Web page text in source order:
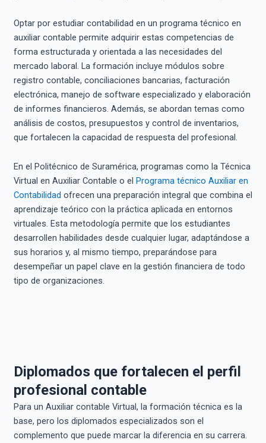
Optar por estudiar contabilidad en un programa técnico en
auxiliar contable permite adquirir estas competencias de
forma estructurada y orientada a las necesidades del
mercado laboral. La formación incluye módulos sobre
registro contable, conciliaciones bancarias, facturación
electrónica, manejo de software especializado y elaboración
de informes financieros. Además, se abordan temas como
análisis de costos, presupuestos y control de inventarios,
que fortalecen la capacidad de respuesta del profesional.
En el Politécnico de Suramérica, programas como la Técnica
Virtual en Auxiliar Contable o el Programa técnico Auxiliar en
Contabilidad ofrecen una preparación integral que combina el
aprendizaje teórico con la práctica aplicada en entornos
virtuales. Esta metodología permite que los estudiantes
desarrollen habilidades desde cualquier lugar, adaptándose a
sus horarios y, al mismo tiempo, preparándose para
desempeñar un papel clave en la gestión financiera de todo
tipo de organizaciones.
Diplomados que fortalecen el perfil
profesional contable
Para un Auxiliar contable Virtual, la formación técnica es la
base, pero los diplomados especializados son el
complemento que puede marcar la diferencia en su carrera.